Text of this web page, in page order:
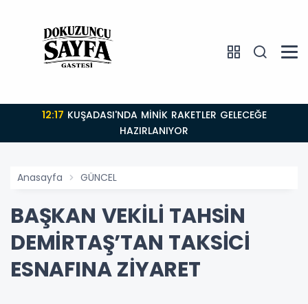
12:17
HAZIRLANIYOR
Anasayfa GÜNCEL
BAŞKAN VEKİLİ TAHSİN
DEMİRTAŞ’TAN TAKSİCİ
ESNAFINA ZİYARET